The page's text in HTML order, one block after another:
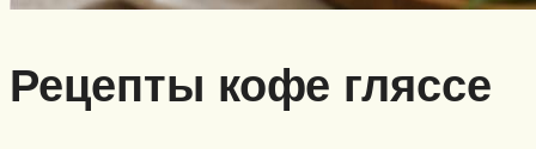
Рецепты кофе гляссе